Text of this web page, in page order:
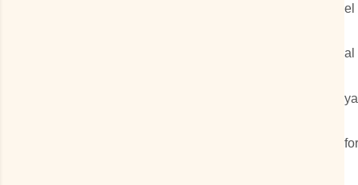
el
al